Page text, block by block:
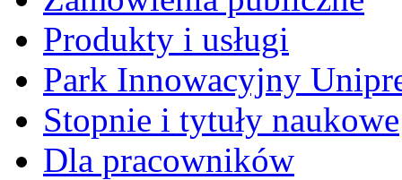
Produkty i usługi
Park Innowacyjny
Stopnie i tytuły naukowe
Dla pracowników